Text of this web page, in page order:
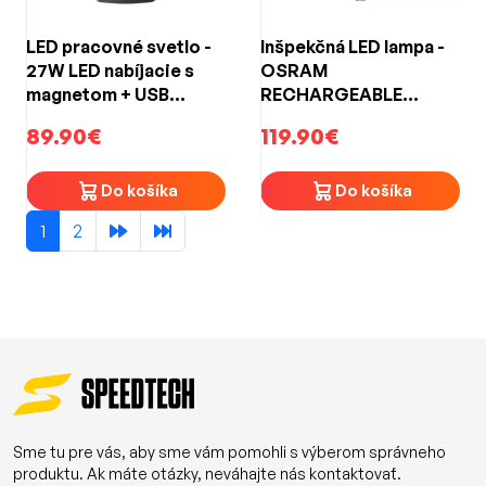
LED pracovné svetlo -
27W LED nabíjacie s
magnetom + USB
12V nabíjačka)
89.90€
Do košíka
Inšpekčná LED lampa -
OSRAM
RECHARGEABLE
119.90€
Do košíka
1 2
Sme tu pre vás, aby sme vám pomohli s výberom správneho
produktu. Ak máte otázky, neváhajte nás kontaktovať.